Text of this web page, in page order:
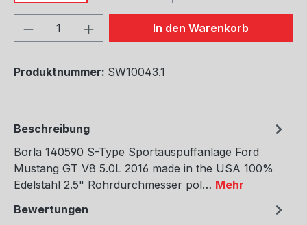
Produkt Anzahl: Gib denIn den Warenkorb
Produktnummer: SW10043.1
Beschreibung
Borla 140590 S-Type Sportauspuffanlage Ford
Mustang GT V8 5.0L 2016 made in the USA 100%
Edelstahl 2.5" Rohrdurchmesser pol… Mehr
Bewertungen